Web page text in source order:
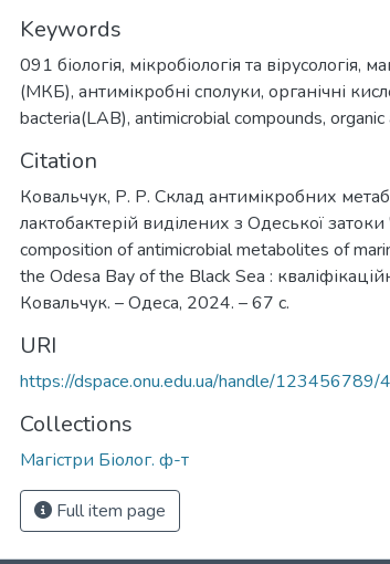
Keywords
091 біологія, мікробіологія та вірусологія,
(МКБ), антимікробні сполуки, органічні
bacteria(LAB), antimicrobial compounds, organic
Citation
Ковальчук, Р. Р. Склад антимікробних
лактобактерій виділених з Одеської
composition of antimicrobial metabolites of
the Odesa Bay of the Black Sea :
Ковальчук. – Одеса, 2024. – 67 с.
URI
https://dspace.onu.edu.ua/handle/123456789/
Collections
Магістри Біолог. ф-т
Full item page